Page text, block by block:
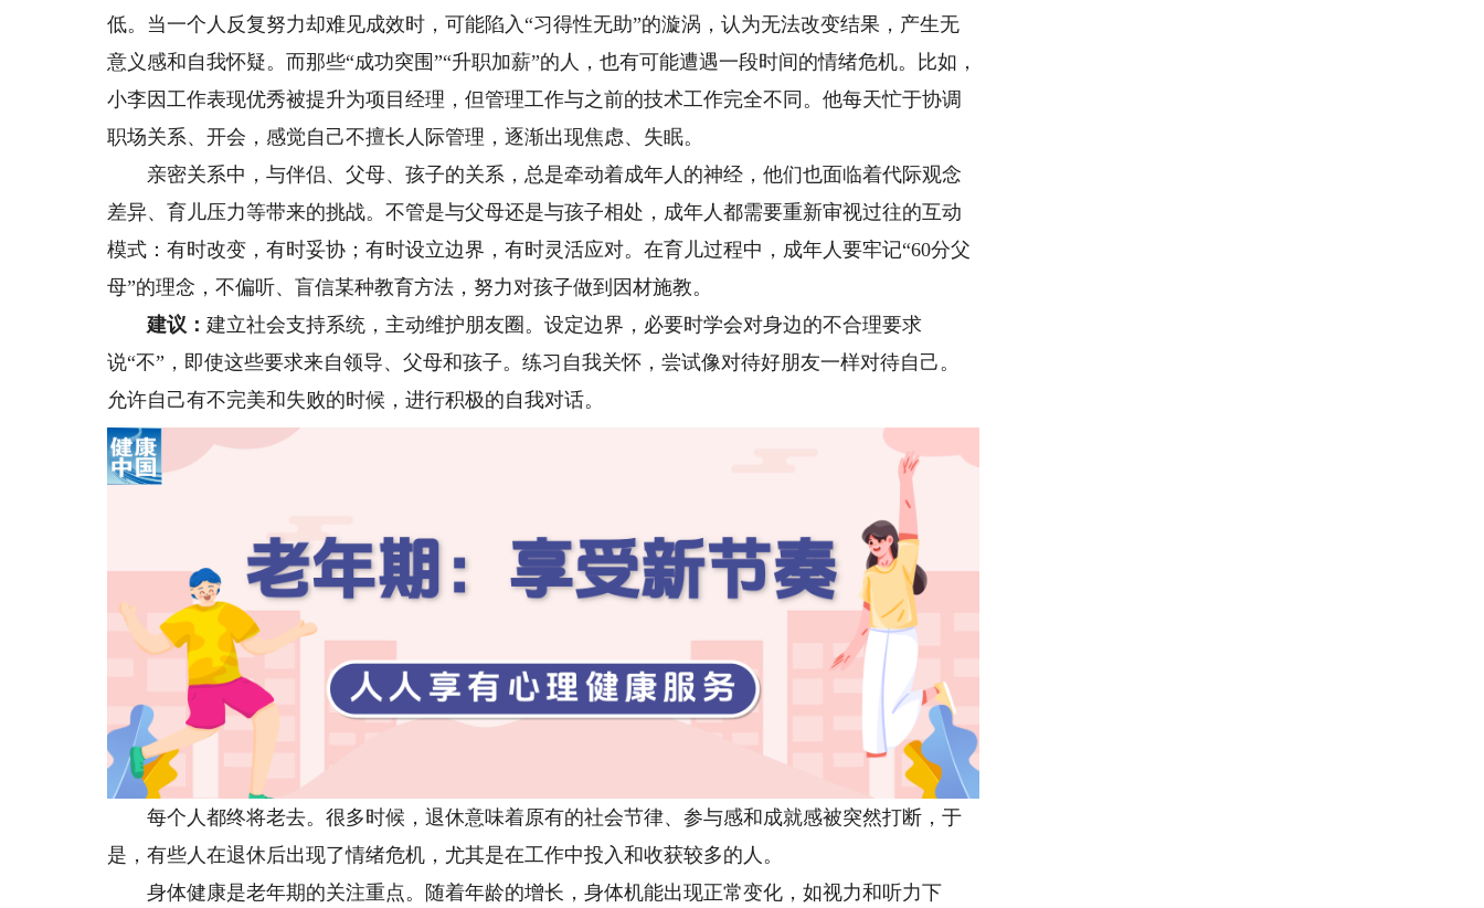
低。当一个人反复努力却难见成效时，可能陷入“习得性无助”的漩涡，认为无法改变结果，产生无
意义感和自我怀疑。而那些“成功突围”“升职加薪”的人，也有可能遭遇一段时间的情绪危机。比如，
小李因工作表现优秀被提升为项目经理，但管理工作与之前的技术工作完全不同。他每天忙于协调
职场关系、开会，感觉自己不擅长人际管理，逐渐出现焦虑、失眠。
亲密关系中，与伴侣、父母、孩子的关系，总是牵动着成年人的神经，他们也面临着代际观念
差异、育儿压力等带来的挑战。不管是与父母还是与孩子相处，成年人都需要重新审视过往的互动
模式：有时改变，有时妥协；有时设立边界，有时灵活应对。在育儿过程中，成年人要牢记“60分父
母”的理念，不偏听、盲信某种教育方法，努力对孩子做到因材施教。
建议：建立社会支持系统，主动维护朋友圈。设定边界，必要时学会对身边的不合理要求
说“不”，即使这些要求来自领导、父母和孩子。练习自我关怀，尝试像对待好朋友一样对待自己。
允许自己有不完美和失败的时候，进行积极的自我对话。
每个人都终将老去。很多时候，退休意味着原有的社会节律、参与感和成就感被突然打断，于
是，有些人在退休后出现了情绪危机，尤其是在工作中投入和收获较多的人。
身体健康是老年期的关注重点。随着年龄的增长，身体机能出现正常变化，如视力和听力下